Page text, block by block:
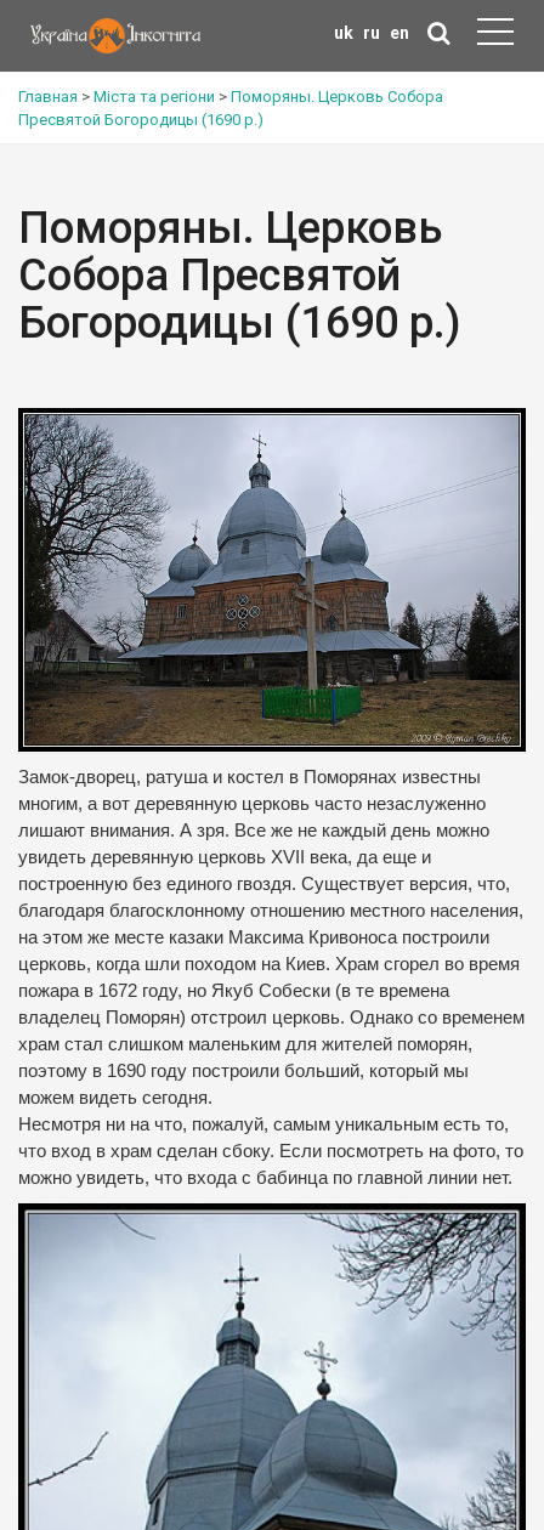
uk ru en
Главная > Міста та регіони > Поморяны. Церковь Собора
Пресвятой Богородицы (1690 р.)
Поморяны. Церковь
Собора Пресвятой
Богородицы (1690 р.)
Замок-дворец, ратуша и костел в Поморянах известны
многим, а вот деревянную церковь часто незаслуженно
лишают внимания. А зря. Все же не каждый день можно
увидеть деревянную церковь XVII века, да еще и
построенную без единого гвоздя. Существует версия, что,
благодаря благосклонному отношению местного населения,
на этом же месте казаки Максима Кривоноса построили
церковь, когда шли походом на Киев. Храм сгорел во время
пожара в 1672 году, но Якуб Собески (в те времена
владелец Поморян) отстроил церковь. Однако со временем
храм стал слишком маленьким для жителей поморян,
поэтому в 1690 году построили больший, который мы
можем видеть сегодня.
Несмотря ни на что, пожалуй, самым уникальным есть то,
что вход в храм сделан сбоку. Если посмотреть на фото, то
можно увидеть, что входа с бабинца по главной линии нет.